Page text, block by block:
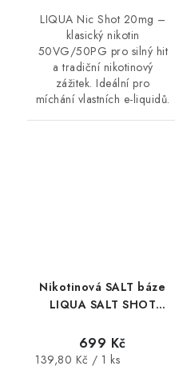
LIQUA Nic Shot 20mg –
klasický nikotin
50VG/50PG pro silný hit
a tradiční nikotinový
zážitek. Ideální pro
míchání vlastních e-liquidů.
Nikotinová SALT báze
LIQUA SALT SHOT
/ 20mg
699 Kč
Měrná
139,80 Kč / 1 ks